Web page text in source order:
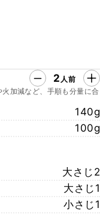
2 人前
加減など、手順も分量に合
140g
100g
大さじ2
大さじ1
小さじ1